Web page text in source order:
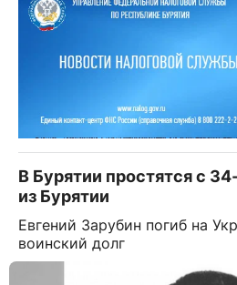
В Бурятии простятся с
из Бурятии
Евгений Зарубин погиб на
воинский долг